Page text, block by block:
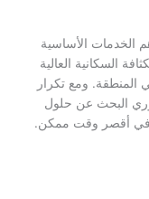
الخدمات الأساسية
السكانية العالية
ومع تكرار
البحث عن حلول
في أقصر وقت ممكن.